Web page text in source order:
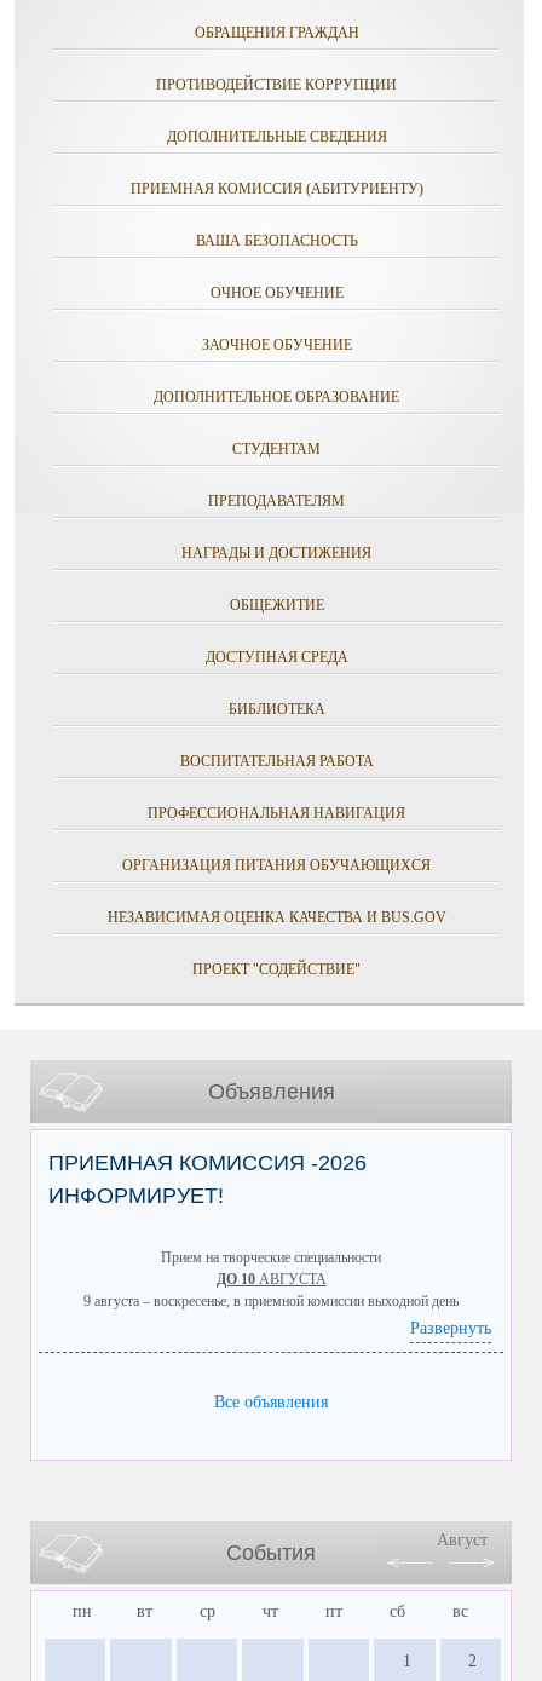
ОБРАЩЕНИЯ ГРАЖДАН
ПРОТИВОДЕЙСТВИЕ КОРРУПЦИИ
ДОПОЛНИТЕЛЬНЫЕ СВЕДЕНИЯ
ПРИЕМНАЯ КОМИССИЯ (АБИТУРИЕНТУ)
ВАША БЕЗОПАСНОСТЬ
ОЧНОЕ ОБУЧЕНИЕ
ЗАОЧНОЕ ОБУЧЕНИЕ
ДОПОЛНИТЕЛЬНОЕ ОБРАЗОВАНИЕ
СТУДЕНТАМ
ПРЕПОДАВАТЕЛЯМ
НАГРАДЫ И ДОСТИЖЕНИЯ
ОБЩЕЖИТИЕ
ДОСТУПНАЯ СРЕДА
БИБЛИОТЕКА
ВОСПИТАТЕЛЬНАЯ РАБОТА
ПРОФЕССИОНАЛЬНАЯ НАВИГАЦИЯ
ОРГАНИЗАЦИЯ ПИТАНИЯ ОБУЧАЮЩИХСЯ
НЕЗАВИСИМАЯ ОЦЕНКА КАЧЕСТВА И BUS.GOV
ПРОЕКТ "СОДЕЙСТВИЕ"
Объявления
ПРИЕМНАЯ КОМИССИЯ -2026
ИНФОРМИРУЕТ!
Прием на творческие специальности
ДО 10АВГУСТА
9 августа – воскресенье, в приемной комиссии выходной день
8 августа – суббота, приемная комиссия работает до 14.00Развернуть
Все объявления
События
Август
пн вт ср чт пт сб вс
1 2